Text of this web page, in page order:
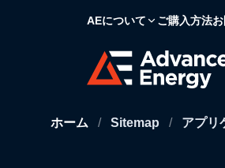
AEについて ご購入方法
ホーム / Sitemap / アプリ